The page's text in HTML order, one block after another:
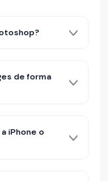
de forma
iPhone o